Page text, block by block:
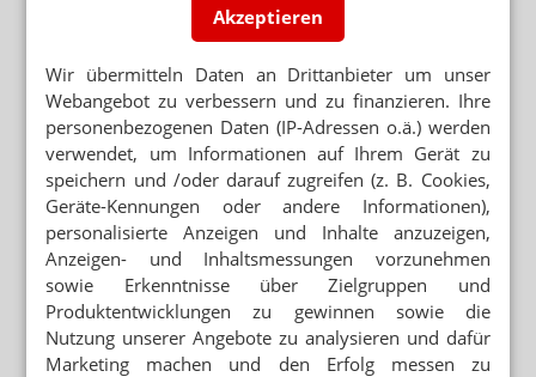
Akzeptieren
Wir übermitteln Daten an Drittanbieter um unser
Webangebot zu verbessern und zu finanzieren. Ihre
personenbezogenen Daten (IP-Adressen o.ä.) werden
verwendet, um Informationen auf Ihrem Gerät zu
speichern und /oder darauf zugreifen (z. B. Cookies,
Geräte-Kennungen oder andere Informationen),
personalisierte Anzeigen und Inhalte anzuzeigen,
Anzeigen- und Inhaltsmessungen vorzunehmen
sowie Erkenntnisse über Zielgruppen und
Produktentwicklungen zu gewinnen sowie die
Nutzung unserer Angebote zu analysieren und dafür
Marketing machen und den Erfolg messen zu
„DIESE REGIERUNG MUSS WEG“
Protest gegen die Bundesregierung
Mehr aus Ressort
ANREIBUNG 1:9
Budesonid-Zäpfchen: Mannitol statt Dextrin
DAC/NRF
Salicylsäure: Neue Vorschriften für Dithranol
GEBLEICHT ODER NICHT
Salicylsäure-Verreibung: Gelbe oder weiße Vaseline?